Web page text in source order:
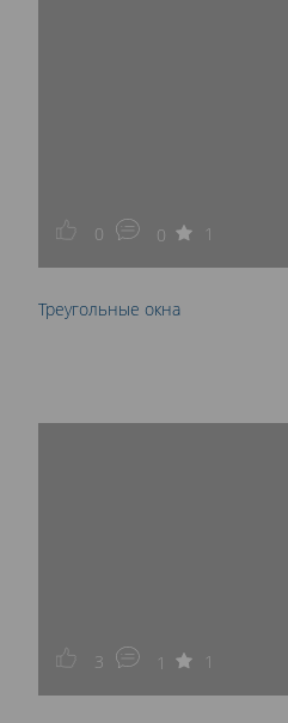
0 0 1
Треугольные окна
3 1 1